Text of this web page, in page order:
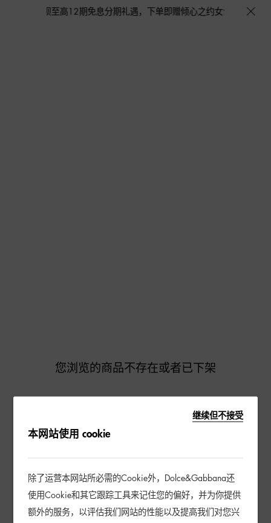
享花呗至高12期免息分期礼遇，下单即赠倾心之约女士香水随行装
您浏览的商品不存在或者已下架
继续但不接受
本网站使用 cookie
除了运营本网站所必需的Cookie外，Dolce&Gabbana还
使用Cookie和其它跟踪工具来记住您的偏好，并为你提供
额外的服务，以评估我们网站的性能以及提高我们对您兴